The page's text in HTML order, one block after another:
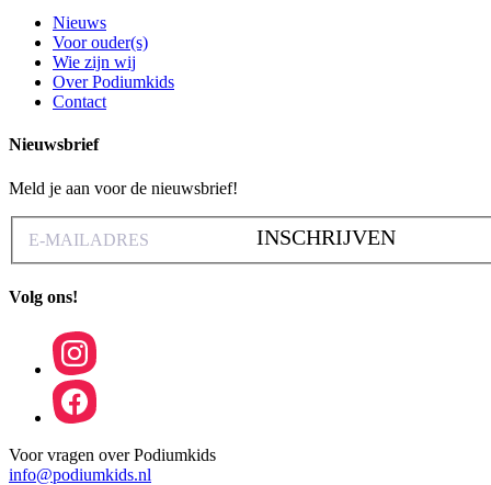
Nieuws
Voor ouder(s)
Wie zijn wij
Over Podiumkids
Contact
Nieuwsbrief
Meld je aan voor de nieuwsbrief!
INSCHRIJVEN
Volg ons!
Voor vragen over Podiumkids
info@podiumkids.nl